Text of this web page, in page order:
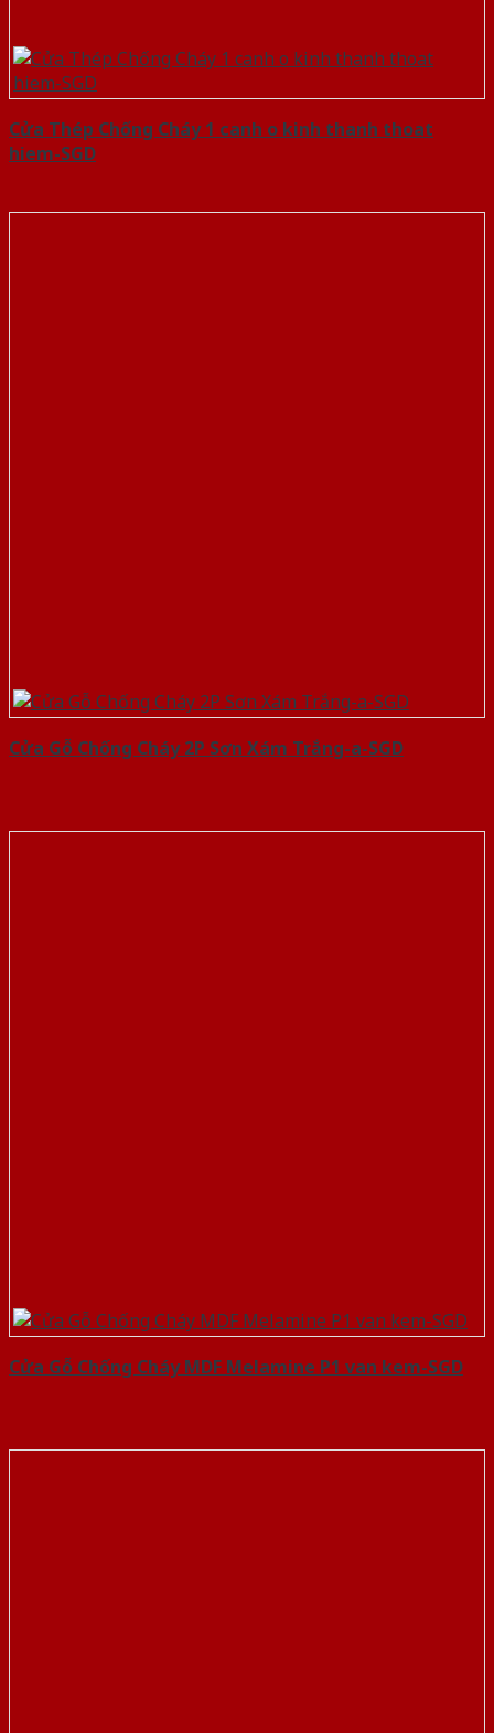
Cửa Thép Chống Cháy 1 canh o kinh thanh thoat
hiem-SGD
Cửa Gỗ Chống Cháy 2P Sơn Xám Trắng-a-SGD
Cửa Gỗ Chống Cháy MDF Melamine P1 van kem-SGD